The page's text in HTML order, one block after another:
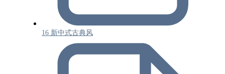
16 新中式古典风